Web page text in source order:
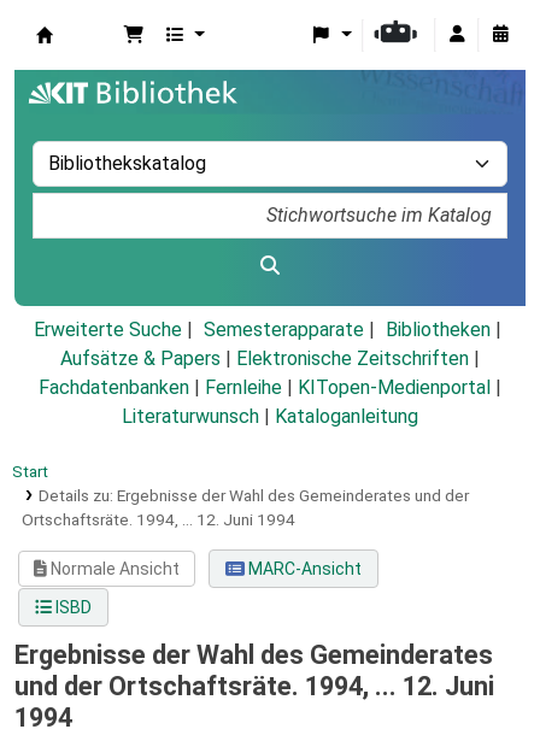
Erweiterte Suche Semesterapparate
Bibliotheken
Aufsätze & Papers
Elektronische Zeitschriften
Fachdatenbanken
Fernleihe KITopen-Medienportal
Literaturwunsch
Kataloganleitung
Start
Details zu: Ergebnisse der Wahl des Gemeinderates und der
Ortschaftsräte. 1994, ... 12. Juni 1994
Normale Ansicht
MARC-Ansicht
ISBD
Ergebnisse der Wahl des Gemeinderates
und der Ortschaftsräte. 1994, ... 12. Juni
1994